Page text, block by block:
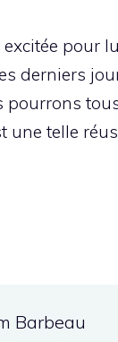
pour
derniers
pourrons
une telle
Barbeau